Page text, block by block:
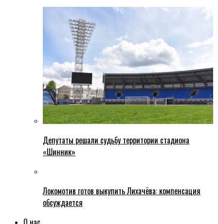
Депутаты решали судьбу территории стадиона
«Шинник»
Локомотив готов выкупить Лихачёва: компенсация
обсуждается